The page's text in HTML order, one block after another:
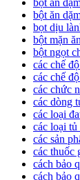
bột ăn
bột ăn
bọt dịu
bột mặn
bột ngọt
các chế
các chế
các chức
các dòng
các loại
các loại tủ
các sản
các thuốc
cách bảo
cách bảo